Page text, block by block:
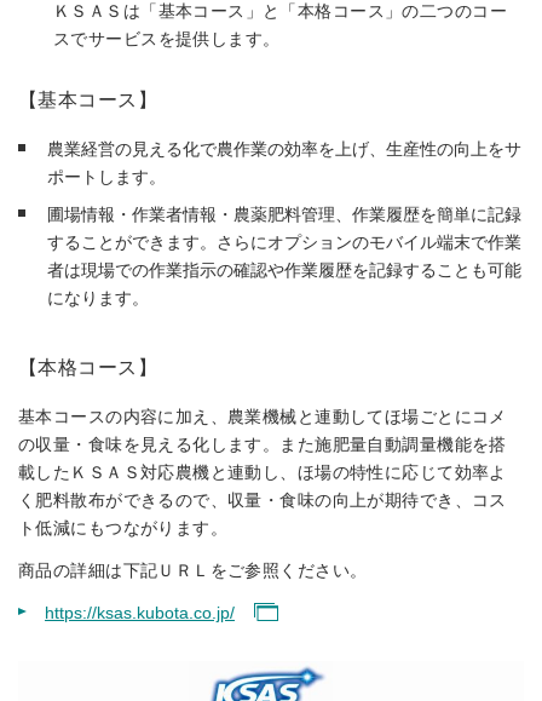
ＫＳＡＳは「基本コース」と「本格コース」の二つのコー
スでサービスを提供します。
【基本コース】
農業経営の見える化で農作業の効率を上げ、生産性の向上をサ
ポートします。
圃場情報・作業者情報・農薬肥料管理、作業履歴を簡単に記録
することができます。さらにオプションのモバイル端末で作業
者は現場での作業指示の確認や作業履歴を記録することも可能
になります。
【本格コース】
基本コースの内容に加え、農業機械と連動してほ場ごとにコメ
の収量・食味を見える化します。また施肥量自動調量機能を搭
載したＫＳＡＳ対応農機と連動し、ほ場の特性に応じて効率よ
く肥料散布ができるので、収量・食味の向上が期待でき、コス
ト低減にもつながります。
商品の詳細は下記ＵＲＬをご参照ください。
https://ksas.kubota.co.jp/